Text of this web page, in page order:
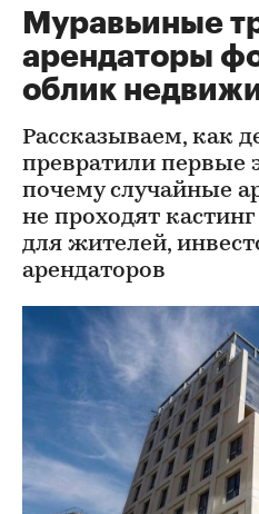
Муравьиные
арендаторы
облик
Рассказываем, как
превратили первые
почему случайные
не проходят
для жителей,
арендаторов